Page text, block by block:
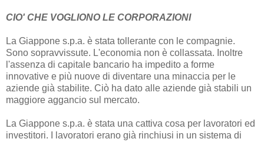
CIO' CHE VOGLIONO LE CORPORAZIONI
La Giappone s.p.a. è stata tollerante con le compagnie.
Sono sopravvissute. L'economia non è collassata. Inoltre
l'assenza di capitale bancario ha impedito a forme
innovative e più nuove di diventare una minaccia per le
aziende già stabilite. Ciò ha dato alle aziende già stabili un
maggiore aggancio sul mercato.
La Giappone s.p.a. è stata una cattiva cosa per lavoratori ed
investitori. I lavoratori erano già rinchiusi in un sistema di